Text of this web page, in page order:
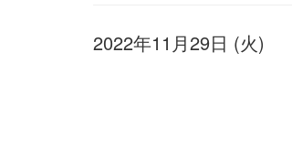
2022年11月29日 (火)